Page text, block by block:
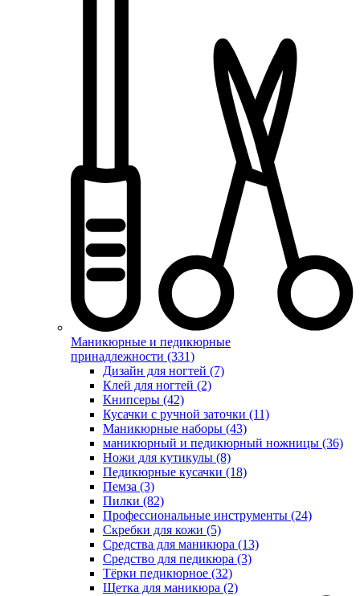
Маникюрные и педикюрные
принадлежности (331)
Дизайн для ногтей (7)
Клей для ногтей (2)
Книпсеры (42)
Кусачки с ручной заточки (11)
Маникюрные наборы (43)
маникюрный и педикюрный ножницы (36)
Ножи для кутикулы (8)
Педикюрные кусачки (18)
Пемза (3)
Пилки (82)
Профессиональные инструменты (24)
Скребки для кожи (5)
Средства для маникюра (13)
Средство для педикюра (3)
Тёрки педикюрное (32)
Щетка для маникюра (2)